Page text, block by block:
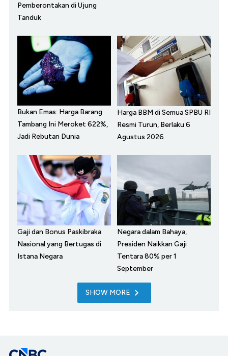
Pemberontakan di Ujung
Tanduk
Bukan Emas: Harga Barang
Tambang Ini Meroket 622%,
Jadi Rebutan Dunia
Harga BBM di Semua SPBU RI
Resmi Turun, Berlaku 6
Agustus 2026
Gaji dan Bonus Paskibraka
Nasional yang Bertugas di
Istana Negara
Negara dalam Bahaya,
Presiden Naikkan Gaji
Tentara 80% per 1
September
SHOW MORE